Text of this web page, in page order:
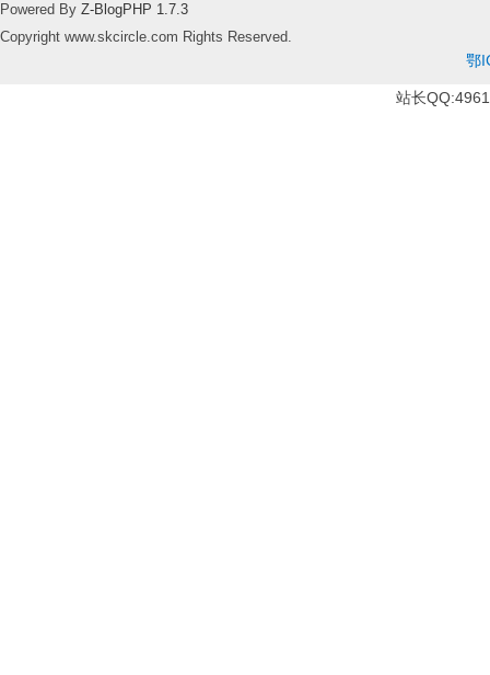
Powered By Z-BlogPHP 1.7.3
Copyright www.skcircle.com Rights Reserved.
鄂
站长